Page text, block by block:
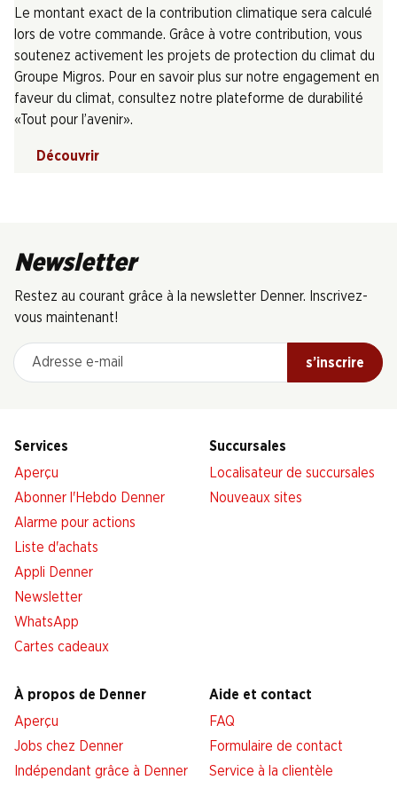
Le montant exact de la contribution climatique sera calculé
lors de votre commande. Grâce à votre contribution, vous
soutenez activement les projets de protection du climat du
Groupe Migros. Pour en savoir plus sur notre engagement en
faveur du climat, consultez notre plateforme de durabilité
«Tout pour l’avenir».
Découvrir
Newsletter
Restez au courant grâce à la newsletter Denner. Inscrivez-
vous maintenant!
Adresse e-mail
s’inscrire
Services
Aperçu
Abonner l'Hebdo Denner
Alarme pour actions
Liste d'achats
Appli Denner
Newsletter
WhatsApp
Cartes cadeaux
Succursales
Localisateur de succursales
Nouveaux sites
À propos de Denner
Aperçu
Jobs chez Denner
Indépendant grâce à Denner
Aide et contact
FAQ
Formulaire de contact
Service à la clientèle